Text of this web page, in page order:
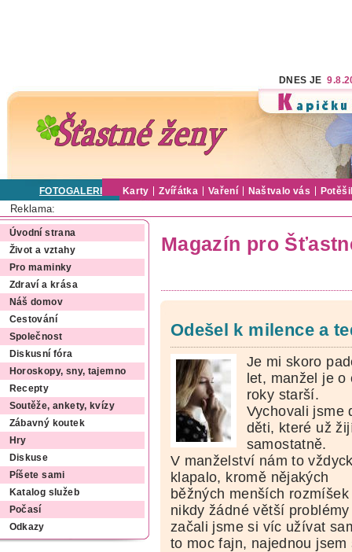
DNES JE
FOTOGALERIE Karty Zvířátka Vaření Naštvalo vás
Reklama:
Úvodní strana
Život a vztahy
Pro maminky
Zdraví a krása
Náš domov
Cestování
Společnost
Diskusní fóra
Horoskopy, sny, tajemno
Recepty
Soutěže, ankety, kvízy
Zábavný koutek
Hry
Diskuse
Píšete sami
Katalog služeb
Počasí
Odkazy
Magazín pro
Odešel k milence a
Je mi skoro
let, manžel je o
roky starší.
Vychovali jsme
děti, které už
samostatně.
V manželství nám to
klapalo, kromě nějakých
běžných menších
nikdy žádné větší
začali jsme si víc užívat
to moc fajn, najednou